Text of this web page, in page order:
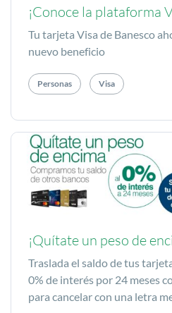
¡Conoce la plataforma
Tu tarjeta Visa de Banesco
nuevo beneficio
Personas Visa
¡Quítate un peso de
Traslada el saldo de tus
0% de interés por 24 meses
para cancelar con una letra